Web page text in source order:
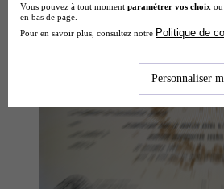
Informatique : quelles études choisir
Vous pouvez à tout moment paramétrer vos choix ou
en bas de page.
Pour en savoir plus, consultez notre Politique de
Personnaliser